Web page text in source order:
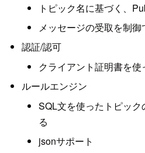
トピック名に基づく、
メッセージの受取を制御
認証/認可
クライアント証明書を
ルールエンジン
SQL文を使ったトピッ
る
jsonサポート